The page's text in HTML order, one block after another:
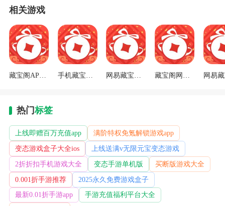
相关游戏
藏宝阁APP下载 手机藏宝阁下载 网易藏宝阁官方下载 藏宝阁网易宝
热门标签
上线即赠百万充值app
满阶特权免氪解锁游戏app
变态游戏盒子大全ios
上线送满v无限元宝变态游戏
2折折扣手机游戏大全
变态手游单机版
买断版游戏大全
0.001折手游推荐
2025永久免费游戏盒子
最新0.01折手游app
手游充值福利平台大全